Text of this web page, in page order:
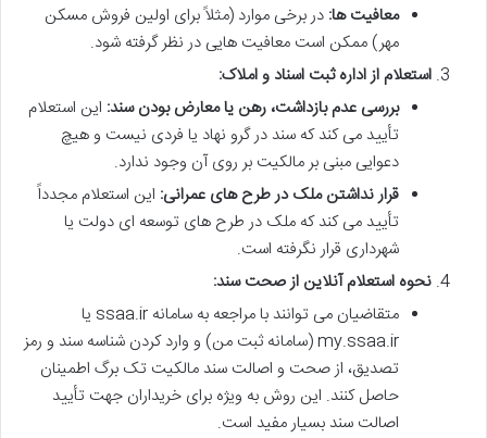
معافیت ها: در برخی موارد (مثلاً برای اولین فروش مسکن
مهر) ممکن است معافیت هایی در نظر گرفته شود.
استعلام از اداره ثبت اسناد و املاک:
بررسی عدم بازداشت، رهن یا معارض بودن سند: این استعلام
تأیید می کند که سند در گرو نهاد یا فردی نیست و هیچ
دعوایی مبنی بر مالکیت بر روی آن وجود ندارد.
قرار نداشتن ملک در طرح های عمرانی: این استعلام مجدداً
تأیید می کند که ملک در طرح های توسعه ای دولت یا
شهرداری قرار نگرفته است.
نحوه استعلام آنلاین از صحت سند:
متقاضیان می توانند با مراجعه به سامانه ssaa.ir یا
my.ssaa.ir (سامانه ثبت من) و وارد کردن شناسه سند و رمز
تصدیق، از صحت و اصالت سند مالکیت تک برگ اطمینان
حاصل کنند. این روش به ویژه برای خریداران جهت تأیید
اصالت سند بسیار مفید است.